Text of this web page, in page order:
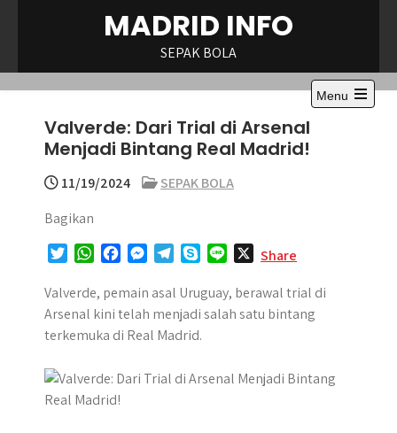
MADRID INFO
SEPAK BOLA
Menu
Open
Valverde: Dari Trial di Arsenal
Menjadi Bintang Real Madrid!
11/19/2024
SEPAK BOLA
Bagikan
i
t
t
W
a
t
s
p
p
c
e
b
o
k
s
s
e
g
e
l
e
g
a
m
y
p
n
e
Share
Valverde, pemain asal Uruguay, berawal trial di
Arsenal kini telah menjadi salah satu bintang
terkemuka di Real Madrid.